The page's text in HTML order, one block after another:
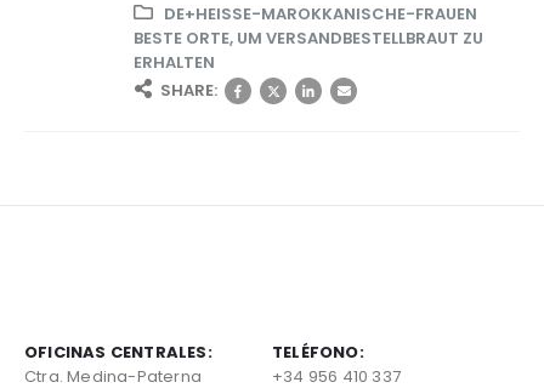
DE+HEISSE-MAROKKANISCHE-FRAUEN
BESTE ORTE, UM VERSANDBESTELLBRAUT ZU
ERHALTEN
SHARE:
OFICINAS CENTRALES:
Ctra. Medina-Paterna
TELÉFONO:
+34 956 410 337